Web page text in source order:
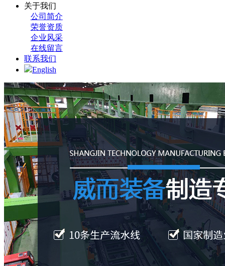
关于我们
公司简介
荣誉资质
企业风采
在线留言
联系我们
English